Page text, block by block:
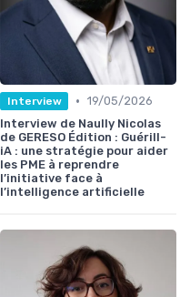
Interview • 19/05/2026
Interview de Naully Nicolas
de GERESO Édition : Guérill-
iA : une stratégie pour aider
les PME à reprendre
l’initiative face à
l’intelligence artificielle